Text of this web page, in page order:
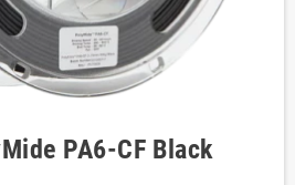
PA6-CF Black